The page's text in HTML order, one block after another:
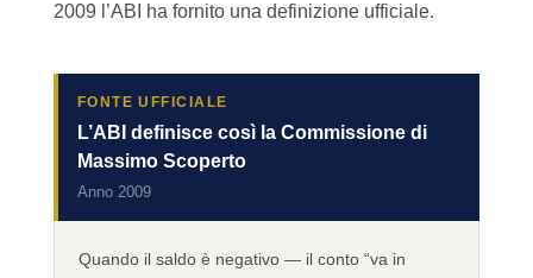
2009 l’ABI ha fornito una definizione ufficiale.
FONTE UFFICIALE
L’ABI definisce così la Commissione di
Massimo Scoperto
Anno 2009
Quando il saldo è negativo — il conto “va in